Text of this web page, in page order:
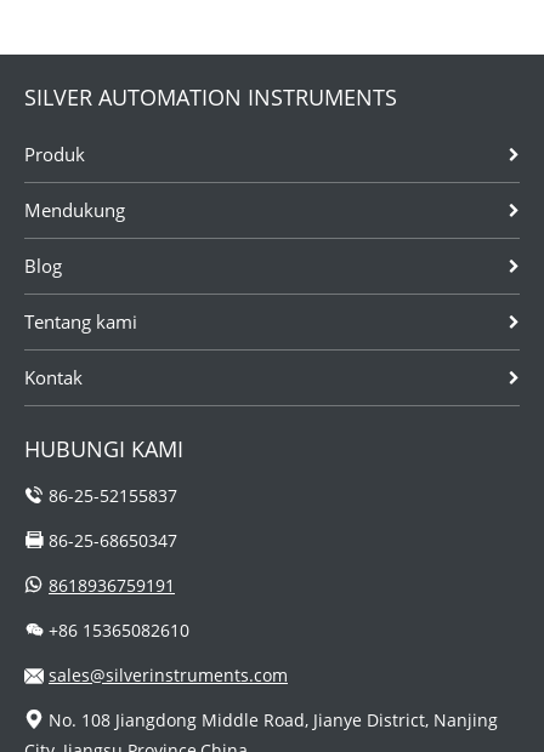
SILVER AUTOMATION INSTRUMENTS
Produk
Mendukung
Blog
Tentang kami
Kontak
HUBUNGI KAMI
86-25-52155837
86-25-68650347
8618936759191
+86 15365082610
sales@silverinstruments.com
No. 108 Jiangdong Middle Road, Jianye District, Nanjing